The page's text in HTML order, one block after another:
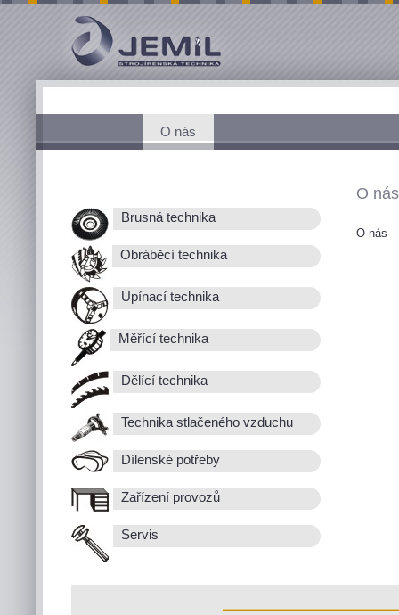
O nás
Brusná technika
Obráběcí technika
Upínací technika
Měřící technika
Dělící technika
Technika stlačeného vzduchu
Dílenské potřeby
Zařízení provozů
Servis
O nás
O nás